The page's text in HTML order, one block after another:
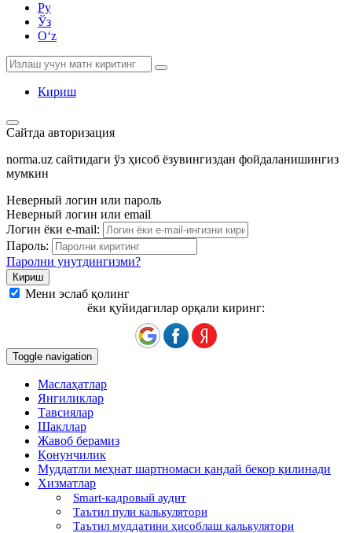
Ру
Ўз
Oʻz
Кириш
Сайтда авторизация
norma.uz сайтидаги ўз ҳисоб ёзувингиздан фойдаланишингиз
мумкин
Неверный логин или пароль
Неверный логин или email
Логин ёки e-mail:
Пароль:
Паролни унутдингизми?
Мени эслаб қолинг
ёки қуйидагилар орқали киринг:
Toggle navigation
Маслаҳатлар
Янгиликлар
Тавсиялар
Шакллар
Жавоб берамиз
Қонунчилик
Муддатли меҳнат шартномаси қандай бекор қилинади
Хизматлар
Smart-кадровый аудит
Таътил пули калькулятори
Таътил муддатини ҳисоблаш калькулятори